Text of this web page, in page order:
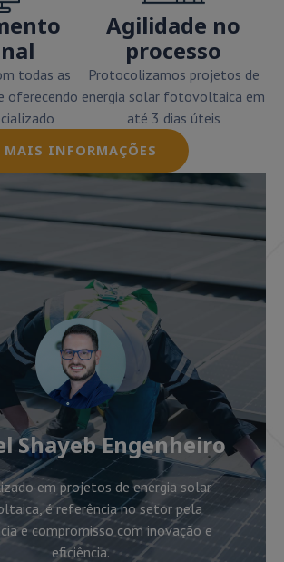
todas as
oferecendo
Agilidade no
processo
Protocolizamos projetos de
energia solar fotovoltaica em
até 3 dias úteis
MAIS INFORMAÇÕES
Shayeb Engenheiro
em projetos de energia solar
é referência no setor pela
e compromisso com inovação e
eficiência.